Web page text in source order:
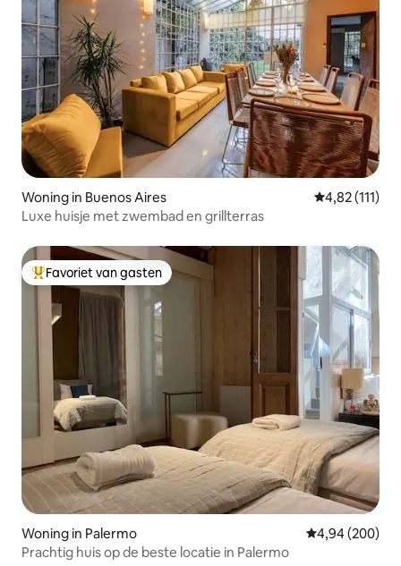
Woning in Buenos Aires Gemiddelde
4,82 (111)
Luxe huisje met zwembad en grillterras
Topfavoriet van gasten
Favoriet van gasten
Woning in Palermo Gemiddelde
4,94 (200)
Prachtig huis op de beste locatie in Palermo